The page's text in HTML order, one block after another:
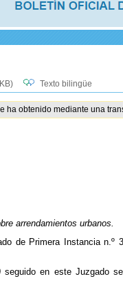
Texto bilingüe
ha obtenido mediante una
arrendamientos urbanos.
de Primera Instancia
seguido en este Juzgado